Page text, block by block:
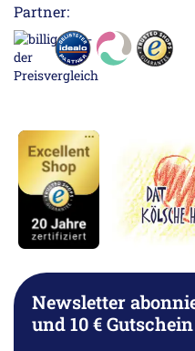
Partner:
Newsletter
und 10 €